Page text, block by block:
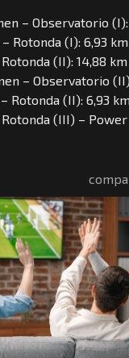
– Observatorio (I):
Rotonda (I): 6,93 km
(II): 14,88
– Observatorio
Rotonda (II): 6,93
Rotonda (III) –